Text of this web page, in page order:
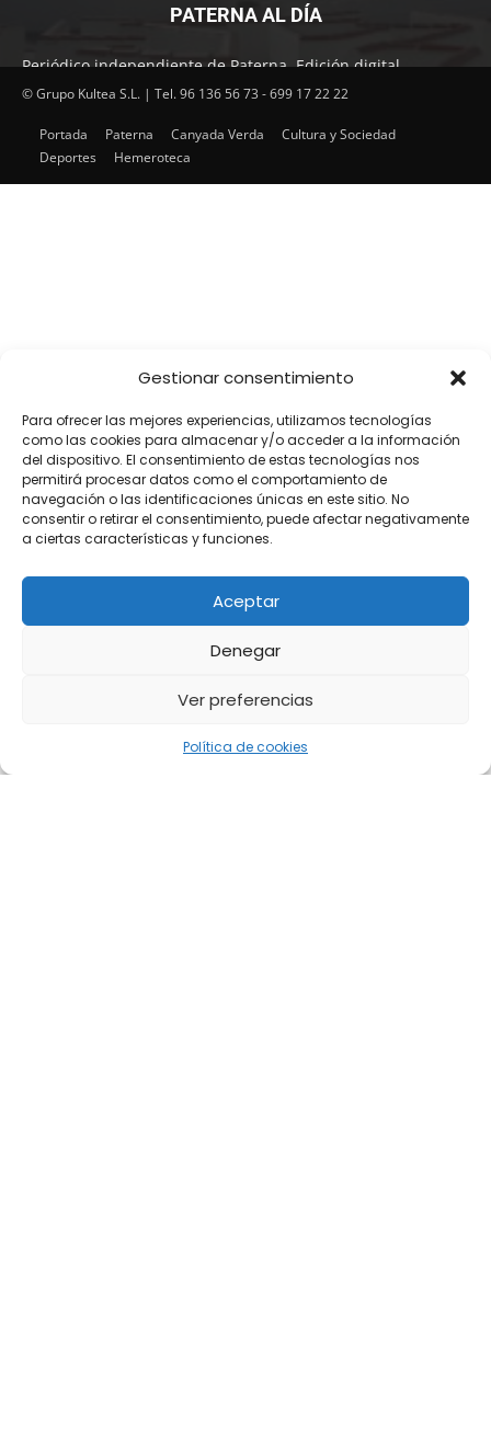
Gestionar consentimiento
Para ofrecer las mejores experiencias, utilizamos tecnologías
como las cookies para almacenar y/o acceder a la información
del dispositivo. El consentimiento de estas tecnologías nos
permitirá procesar datos como el comportamiento de
navegación o las identificaciones únicas en este sitio. No
consentir o retirar el consentimiento, puede afectar negativamente
a ciertas características y funciones.
Aceptar
Denegar
Ver preferencias
Política de cookies
PATERNA AL DÍA
Periódico independiente de Paterna. Edición digital.
Encuentra cada mes en tu punto habitual nuestra edición
Paterna.
© Grupo Kultea S.L. | Tel. 96 136 56 73 - 699 17 22 22
Portada Paterna Canyada Verda
Cultura y Sociedad
Deportes
Hemeroteca